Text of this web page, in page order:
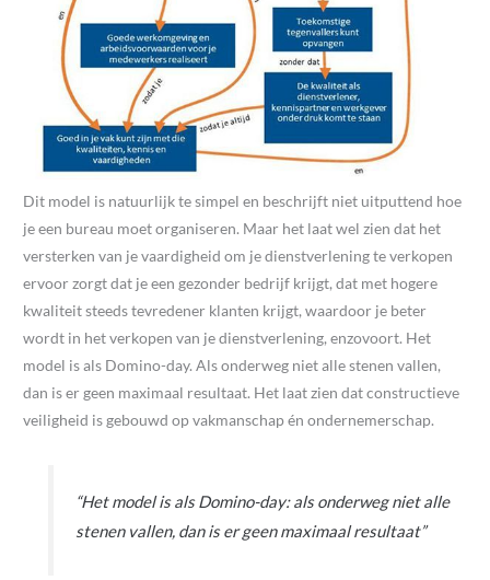
Dit model is natuurlijk te simpel en beschrijft niet uitputtend hoe
je een bureau moet organiseren. Maar het laat wel zien dat het
versterken van je vaardigheid om je dienstverlening te verkopen
ervoor zorgt dat je een gezonder bedrijf krijgt, dat met hogere
kwaliteit steeds tevredener klanten krijgt, waardoor je beter
wordt in het verkopen van je dienstverlening, enzovoort. Het
model is als Domino-day. Als onderweg niet alle stenen vallen,
dan is er geen maximaal resultaat. Het laat zien dat constructieve
veiligheid is gebouwd op vakmanschap én ondernemerschap.
“Het model is als Domino-day: als onderweg niet alle
stenen vallen, dan is er geen maximaal resultaat”